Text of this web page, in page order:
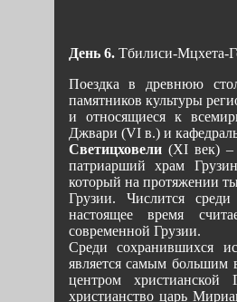
День 6.Тбилиси-Мцхета-
Поездка в древнюю
памятников культуры
и относящиеся к
Джвари (VI в.) и
Светицховели(XI век) –
патриарший храм
который на протяжении
Грузии. Числится
настоящее время
современной Грузии.
Среди сохранившихся
является самым большим
центром
христианство царь